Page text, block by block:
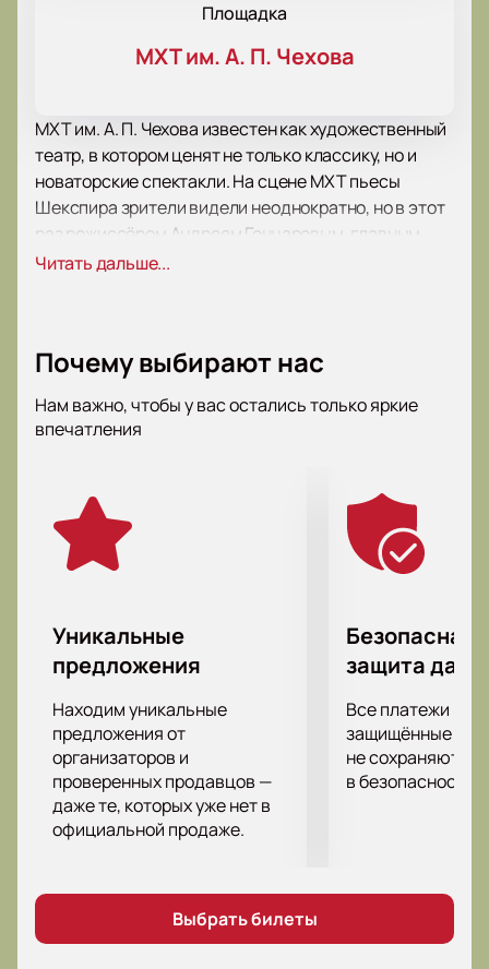
Площадка
МХТ им. А. П. Чехова
МХТ им. А. П. Чехова известен как художественный
театр, в котором ценят не только классику, но и
новаторские спектакли. На сцене МХТ пьесы
Шекспира зрители видели неоднократно, но в этот
раз режиссёром Андреем Гончаровым, главным
режиссёром очередной постановки, ставится
оформить заказ заранее и насладиться вечером в
Руководитель МХАТа Константин Хабенский
отмечает, что: «Там собралась очень хорошая
Борисовым, у которого фактически театральный
дебют». Интересно, что именно эта версия
трагедии впервые объединяет кинозвёзд и
мастеров театральных подмостков в едином
Трагическая история о принце Датском получила
неклассическую трактовку. Зрителю представят
современный взгляд на историю Гамлета. В
актёрском составе задействованы звёзды театра и
кино: Юра Борисов, Аня Чиповская, Софья
Шидловская, Артём Быстров и другие — настоящие
актёры, способные передать всю глубину
шекспировского текста в главных ролях.
«Гамлет»
Посмотреть постановку, увидеть лучших актёров
МХАТа легко и просто — билеты уже доступны к
Читать дальше...
Почему выбирают нас
Нам важно, чтобы у вас остались только яркие
впечатления
Уникальные
предложения
Находим уникальные
предложения от
организаторов и
проверенных продавцов —
даже те, которых уже нет в
официальной продаже.
Безопасная
защита
Все платежи
защищённые
не сохраняются
в безопасности.
Выбрать билеты